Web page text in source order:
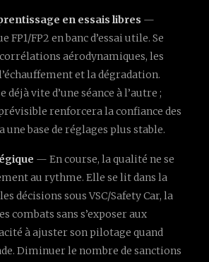
en essais libres —
FP1/FP2 en banc d’essai utile. Se
aérodynamiques, les
et la dégradation.
vite d’une séance à l’autre ;
renforcera la confiance des
base de réglages plus stable.
— En course, la qualité ne se
au rythme. Elle se lit dans la
décisions sous VSC/Safety Car, la
combats sans s’exposer aux
à ajuster son pilotage quand
Diminuer le nombre de sanctions